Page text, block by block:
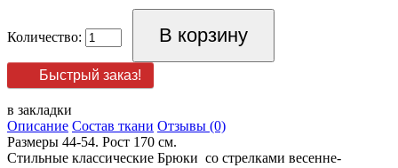
Количество:
Быстрый заказ!
в закладки
Описание Состав ткани Отзывы (0)
Размеры 44-54. Рост 170 см.
Стильные классические Брюки со стрелками весенне-